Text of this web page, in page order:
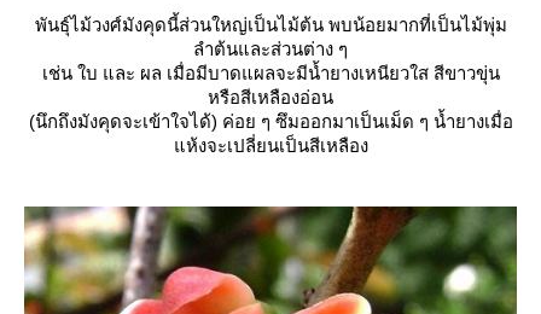
พันธุ์ไม้วงศ์มังคุดนี้ส่วนใหญ่เป็นไม้ต้น พบน้อยมากที่เป็นไม้พุ่ม
ลำต้นและส่วนต่าง ๆ
เช่น ใบ และ ผล เมื่อมีบาดแผลจะมีน้ำยางเหนียวใส สีขาวขุ่น
หรือสีเหลืองอ่อน
(นึกถึงมังคุดจะเข้าใจได้) ค่อย ๆ ซึมออกมาเป็นเม็ด ๆ น้ำยางเมื่อ
ห้งจะเปลี่ยนเป็นสีเหลือง